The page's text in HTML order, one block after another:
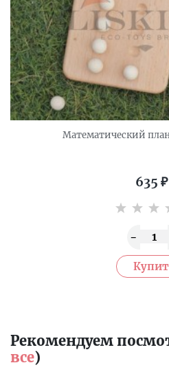
Математический
635 ₽
Рекомендуем
все)